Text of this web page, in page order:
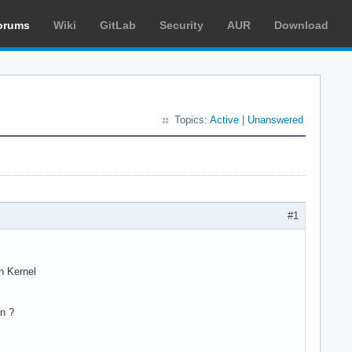
Wiki GitLab Security AUR Download
Topics: Active Unanswered
#1
Kernel
?